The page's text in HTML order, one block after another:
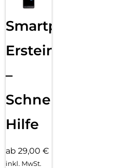
Smartphone
Ersteinrichtung
–
Schnelle
Hilfe
ab 29,00 €
inkl. MwSt.